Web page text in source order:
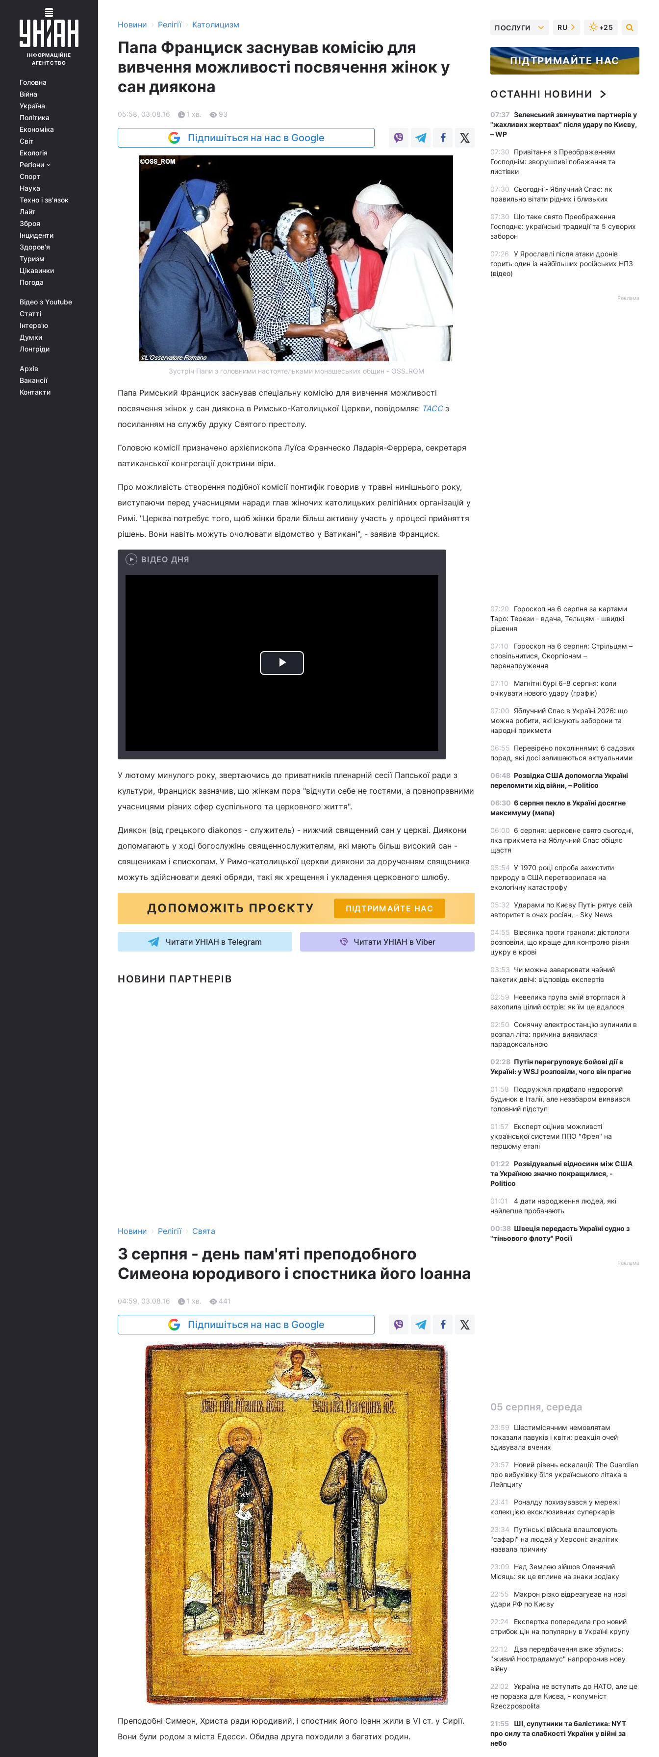
ІНФОРМАЦІЙНЕ
АГЕНТСТВО
Головна
Війна
Україна
Політика
Економіка
Світ
Екологія
Регіони
Спорт
Наука
Техно і зв'язок
Лайт
Зброя
Інциденти
Здоров'я
Туризм
Цікавинки
Погода
Відео з Youtube
Статті
Інтерв'ю
Думки
Лонгріди
Архів
Вакансії
Контакти
Новини › Релігії › Католицизм
Папа Франциск заснував комісію для
вивчення можливості посвячення жінок у
сан диякона
05:58, 03.08.16 1 хв. 93
Підпишіться на нас в Google
Зустріч Папи з головними настоятельками монашеських общин - OSS_ROM
Папа Римський Франциск заснував спеціальну комісію для вивчення можливості
посвячення жінок у сан диякона в Римсько-Католицької Церкви, повідомляє ТАССз
посиланням на службу друку Святого престолу.
Головою комісії призначено архієпископа Луїса Франческо Ладарія-Феррера, секретаря
ватиканської конгрегації доктрини віри.
Про можливість створення подібної комісії понтифік говорив у травні нинішнього року,
виступаючи перед учасницями наради глав жіночих католицьких релігійних організацій у
Римі. "Церква потребує того, щоб жінки брали більш активну участь у процесі прийняття
рішень. Вони навіть можуть очолювати відомство у Ватикані", - заявив Франциск.
ВІДЕО ДНЯ
Play
У лютому минулого року, звертаючись до приватників пленарній сесії Папської ради з
культури, Франциск зазначив, що жінкам пора "відчути себе не гостями, а повноправними
учасницями різних сфер суспільного та церковного життя".
Диякон (від грецького diakonos - служитель) - нижчий священний сан у церкві. Диякони
допомагають у ході богослужінь священнослужителям, які мають більш високий сан -
священикам і єпископам. У Римо-католицької церкви диякони за дорученням священика
можуть здійснювати деякі обряди, такі як хрещення і укладення церковного шлюбу.
ДОПОМОЖІТЬ ПРОЄКТУ ПІДТРИМАЙТЕ НАС
Читати УНІАН в Telegram Читати УНІАН в Viber
НОВИНИ ПАРТНЕРІВ
Новини › Релігії › Свята
3 серпня - день пам'яті преподобного
Симеона юродивого і спостника його Іоанна
04:59, 03.08.16 1 хв. 441
Підпишіться на нас в Google
Преподобні Симеон, Христа ради юродивий, і спостник його Іоанн жили в VI ст. у Сирії.
Вони були родом з міста Едесси. Обидва друга походили з багатих родин.
ПОСЛУГИ RU +25
ПІДТРИМАЙТЕ НАС
ОСТАННІ НОВИНИ
07:37 Зеленський звинуватив партнерів у
"жахливих жертвах" після удару по Києву,
– WP
07:30
Привітання з Преображенням
Господнім: зворушливі побажання та
листівки
07:30 Сьогодні - Яблучний Спас: як
правильно вітати рідних і близьких
07:30
Що таке свято Преображення
Господнє: українські традиції та 5 суворих
заборон
07:26
У Ярославлі після атаки дронів
горить один із найбільших російських НПЗ
(відео)
Реклама
07:20
Гороскоп на 6 серпня за картами
Таро: Терези - вдача, Тельцям - швидкі
рішення
07:10
Гороскоп на 6 серпня: Стрільцям –
сповільнитися, Скорпіонам –
перенапруження
07:10
Магнітні бурі 6–8 серпня: коли
очікувати нового удару (графік)
07:00 Яблучний Спас в Україні 2026: що
можна робити, які існують заборони та
народні прикмети
06:55 Перевірено поколіннями: 6 садових
порад, які досі залишаються актуальними
06:48 Розвідка США допомогла Україні
переломити хід війни, – Politico
06:30 6 серпня пекло в Україні досягне
максимуму (мапа)
06:00 6 серпня: церковне свято сьогодні,
яка прикмета на Яблучний Спас обіцяє
щастя
05:54 У 1970 році спроба захистити
природу в США перетворилася на
екологічну катастрофу
05:32 Ударами по Києву Путін рятує свій
авторитет в очах росіян, - Sky News
04:55 Вівсянка проти граноли: дієтологи
розповіли, що краще для контролю рівня
цукру в крові
03:53 Чи можна заварювати чайний
пакетик двічі: відповідь експертів
02:59
Невелика група змій вторглася й
захопила цілий острів: як їм це вдалося
02:50 Сонячну електростанцію зупинили в
розпал літа: причина виявилася
парадоксальною
02:28 Путін перегруповує бойові дії в
Україні: у WSJ розповіли, чого він прагне
01:58
Подружжя придбало недорогий
будинок в Італії, але незабаром виявився
головний підступ
01:57
Експерт оцінив можливсті
української системи ППО "Фрея" на
першому етапі
01:22 Розвідувальні відносини між США
та Україною значно покращилися, -
Politico
01:01
4 дати народження людей, які
найлегше пробачають
00:38 Швеція передасть Україні судно з
"тіньового флоту" Росії
Реклама
05 серпня, середа
23:59
Шестимісячним немовлятам
показали павуків і квіти: реакція очей
здивувала вчених
23:57
Новий рівень ескалації: The Guardian
про вибухівку біля українського літака в
Лейпцигу
23:41
Роналду похизувався у мережі
колекцією ексклюзивних суперкарів
23:34
Путінські війська влаштовують
"сафарі" на людей у Херсоні: аналітик
назвала причину
23:09
Над Землею зійшов Оленячий
Місяць: як це вплине на знаки зодіаку
22:55
Макрон різко відреагував на нові
удари РФ по Києву
22:24
Експертка попередила про новий
стрибок цін на популярну в Україні крупу
22:12
Два передбачення вже збулись:
"живий Нострадамус" напророчив нову
війну
22:02
Україна не вступить до НАТО, але це
не поразка для Києва, - колумніст
Rzeczpospolita
21:55
ШІ, супутники та балістика: NYT
про силу та слабкості України у війні за
небо